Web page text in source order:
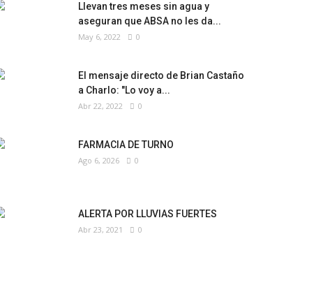
Llevan tres meses sin agua y
aseguran que ABSA no les da...
May 6, 2022 0
El mensaje directo de Brian Castaño
a Charlo: "Lo voy a...
Abr 22, 2022 0
FARMACIA DE TURNO
Ago 6, 2026 0
ALERTA POR LLUVIAS FUERTES
Abr 23, 2021 0